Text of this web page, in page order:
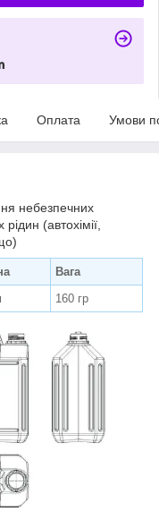
Оплата Умови
небезпечних
(автохімії,
Вага
160 гр